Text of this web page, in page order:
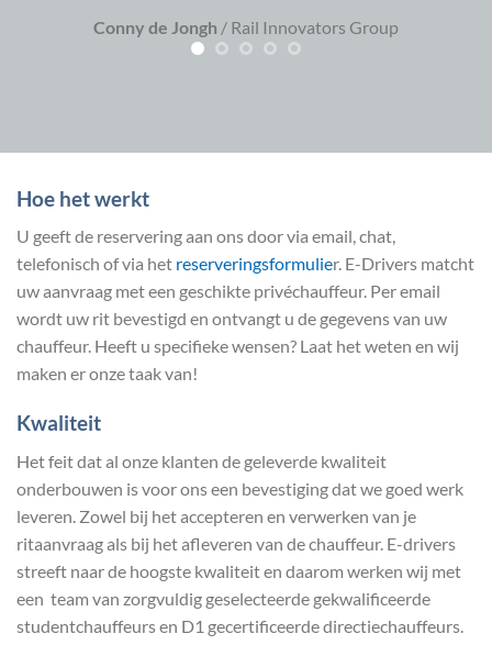
Conny de Jongh / Rail Innovators Group
Hoe het werkt
U geeft de reservering aan ons door via email, chat,
telefonisch of via het reserveringsformulier. E-Drivers matcht
uw aanvraag met een geschikte privéchauffeur. Per email
wordt uw rit bevestigd en ontvangt u de gegevens van uw
chauffeur. Heeft u specifieke wensen? Laat het weten en wij
maken er onze taak van!
Kwaliteit
Het feit dat al onze klanten de geleverde kwaliteit
onderbouwen is voor ons een bevestiging dat we goed werk
leveren. Zowel bij het accepteren en verwerken van je
ritaanvraag als bij het afleveren van de chauffeur. E-drivers
streeft naar de hoogste kwaliteit en daarom werken wij met
een team van zorgvuldig geselecteerde gekwalificeerde
studentchauffeurs en D1 gecertificeerde directiechauffeurs.